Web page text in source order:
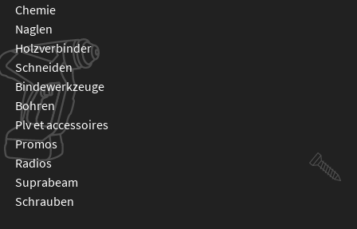
chemie
naglen
holzverbinder
schneiden
bindewerkzeuge
bohren
plv et accessoires
promos
radios
suprabeam
schrauben